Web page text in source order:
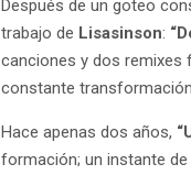
Después de un goteo
trabajo de Lisasinson:
canciones y dos remixes
constante
Hace apenas dos años,
formación; un instante